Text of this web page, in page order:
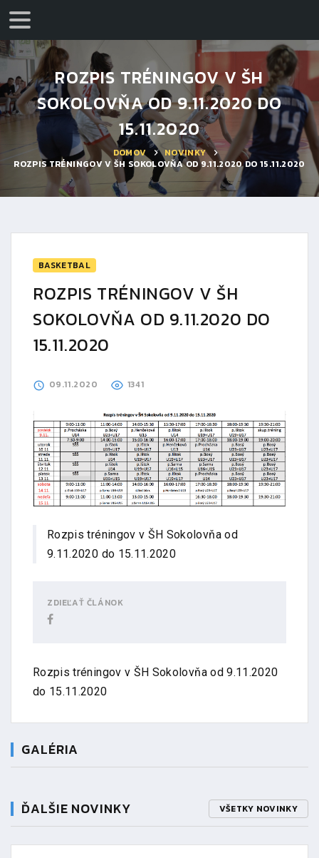
ROZPIS TRÉNINGOV V ŠH
SOKOLOVŇA OD 9.11.2020 DO
15.11.2020
DOMOV
NOVINKY
ROZPIS TRÉNINGOV V ŠH SOKOLOVŇA OD 9.11.2020 DO 15.11.2020
BASKETBAL
ROZPIS TRÉNINGOV V ŠH
SOKOLOVŇA OD 9.11.2020 DO
15.11.2020
09.11.2020 1341
Rozpis tréningov v ŠH Sokolovňa od
9.11.2020 do 15.11.2020
ZDIEĽAŤ ČLÁNOK
Rozpis tréningov v ŠH Sokolovňa od 9.11.2020
do 15.11.2020
GALÉRIA
ĎALŠIE NOVINKY VŠETKY NOVINKY